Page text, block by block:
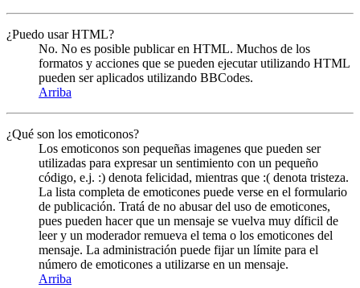
¿Puedo usar HTML?
No. No es posible publicar en HTML. Muchos de los
formatos y acciones que se pueden ejecutar utilizando HTML
pueden ser aplicados utilizando BBCodes.
Arriba
¿Qué son los emoticonos?
Los emoticonos son pequeñas imagenes que pueden ser
utilizadas para expresar un sentimiento con un pequeño
código, e.j. :) denota felicidad, mientras que :( denota tristeza.
La lista completa de emoticones puede verse en el formulario
de publicación. Tratá de no abusar del uso de emoticones,
pues pueden hacer que un mensaje se vuelva muy díficil de
leer y un moderador remueva el tema o los emoticones del
mensaje. La administración puede fijar un límite para el
número de emoticones a utilizarse en un mensaje.
Arriba